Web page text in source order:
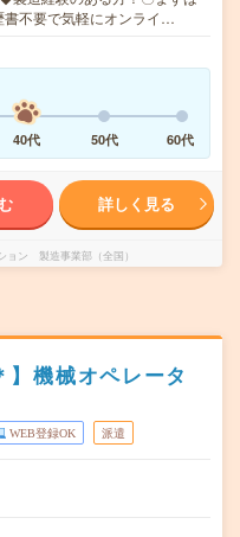
書不要で気軽にオンライ…
40代 50代 60代
詳しく見る
ョン 製造事業部（全国）
】機械オペレータ
WEB登録OK 派遣